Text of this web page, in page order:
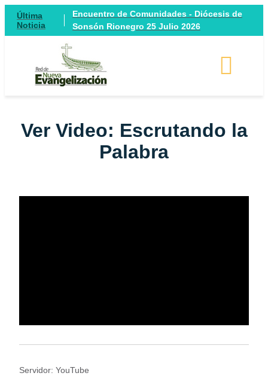
Última
Noticia
Encuentro de Comunidades - Diócesis de
Sonsón Rionegro 25 Julio 2026
Ver Video: Escrutando la
Palabra
Servidor: YouTube